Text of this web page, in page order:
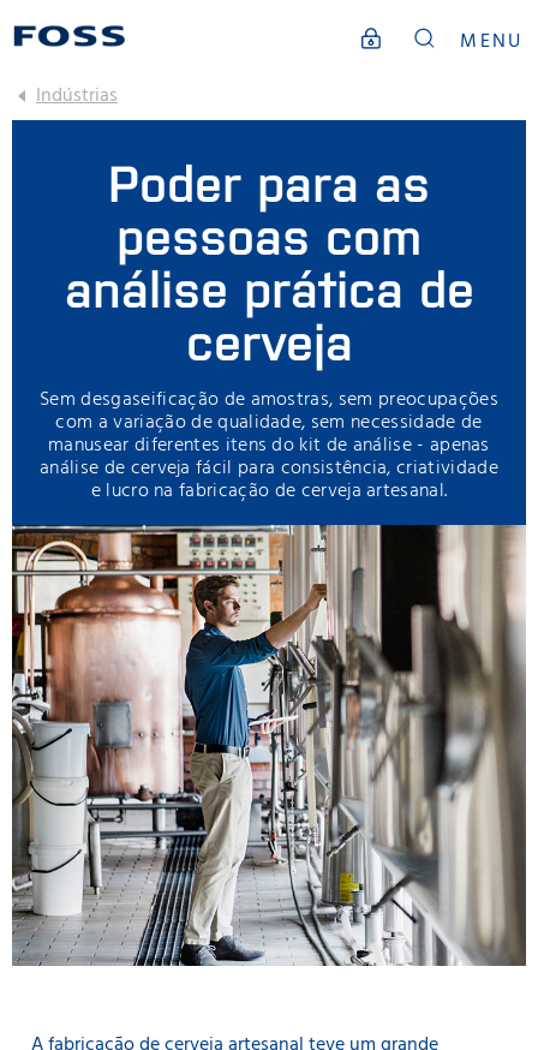
MENU
Indústrias
Poder para as
pessoas com
análise prática de
cerveja
Sem desgaseificação de amostras, sem preocupações
com a variação de qualidade, sem necessidade de
manusear diferentes itens do kit de análise - apenas
análise de cerveja fácil para consistência, criatividade
e lucro na fabricação de cerveja artesanal.